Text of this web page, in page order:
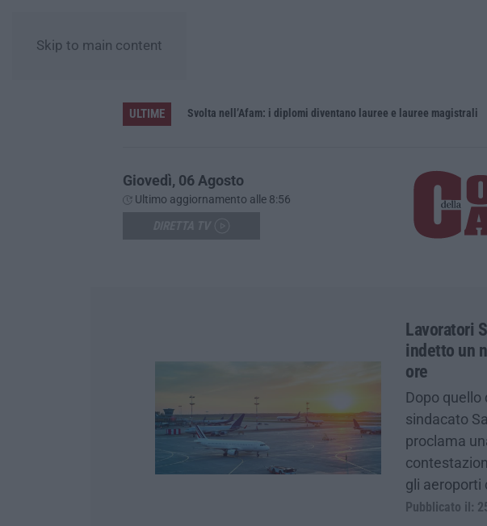
Skip to main content
ULTIME Svolta nell’Afam: i diplomi diventano lauree e lauree magistrali
Giovedì, 06 Agosto
Ultimo aggiornamento alle 8:56
Lavoratori
indetto un
ore
Dopo quello
sindacato
proclama
gli aeroporti
Pubblicato il: